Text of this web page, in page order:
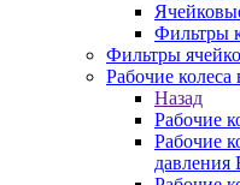
Фильтры
Фильтры
Рабочие колеса
Назад
Рабочие
Рабочие